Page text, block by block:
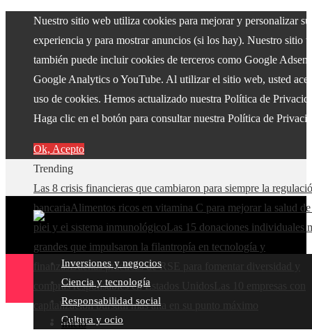
Nuestro sitio web utiliza cookies para mejorar y personalizar su
experiencia y para mostrar anuncios (si los hay). Nuestro sitio
también puede incluir cookies de terceros como Google
Google Analytics o YouTube. Al utilizar el sitio web, usted
uso de cookies. Hemos actualizado nuestra Política de
Haga clic en el botón para consultar nuestra Política de
Ok, Acepto
Trending
Las 8 crisis financieras que cambiaron para siempre la
bancariaAlimentos ricos en vitamina C para mejorar la salud
piel y el sistema inmunológicoLas 15 donaciones individuales
grandes que impulsaron la filantropía en tecnología y
finanzasBuenas prácticas de RSE para fomentar diversidad y
compras responsables en Estados Unidos
capitalización bursátil más alta en su punto máximo
Inversiones y negocios
Ciencia y tecnología
Responsabilidad social
Cultura y ocio
Inicio